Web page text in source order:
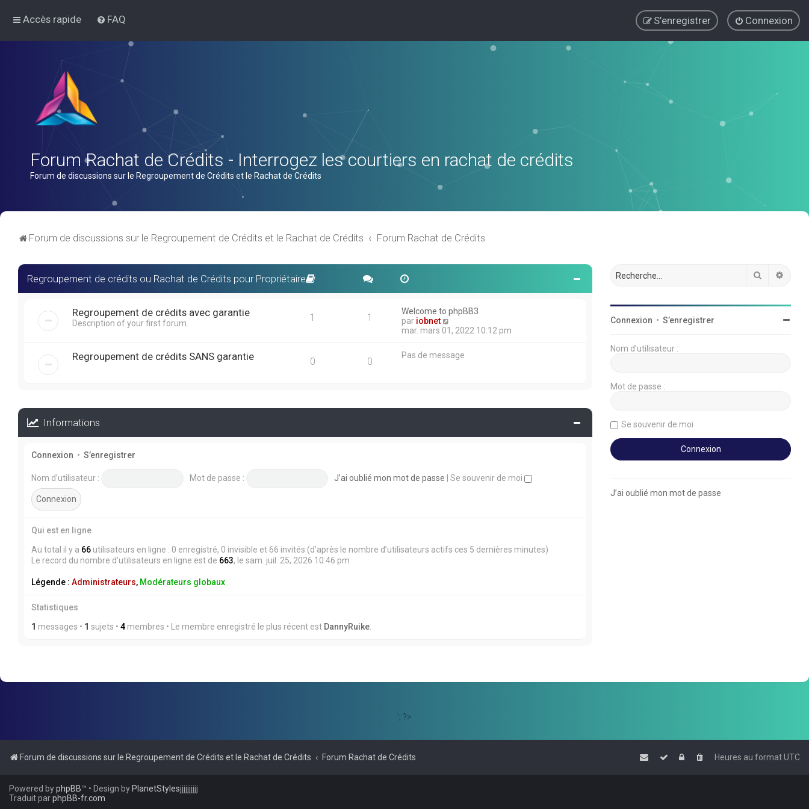
Accès rapide FAQ Connexion
S’enregistrer
Forum Rachat de Crédits - Interrogez les courtiers en rachat de crédits
Forum de discussions sur le Regroupement de Crédits et le Rachat de Crédits
Forum de discussions sur le Regroupement de Crédits et le Rachat de Crédits Forum Rachat de Crédits
Regroupement de crédits ou Rachat de Crédits pour Propriétaire
Regroupement de crédits avec garantie
Description of your first forum. 1 1
Welcome to phpBB3
par iobnet
o
l
n
r
s
a
mar. mars 01, 2022 10:12 pm
Regroupement de crédits SANS garantie 0 0 Pas de message
Informations
Connexion • S’enregistrer
Nom d’utilisateur : Mot de passe : J’ai oublié mon mot de passe Se souvenir de moi
Qui est en ligne
Au total il y a 66 utilisateurs en ligne : 0 enregistré, 0 invisible et 66 invités (d’après le nombre d’utilisateurs actifs ces 5 dernières minutes)
Le record du nombre d’utilisateurs en ligne est de 663, le sam. juil. 25, 2026 10:46 pm
Légende : Administrateurs, Modérateurs globaux
Statistiques
1 messages • 1 sujets • 4 membres • Le membre enregistré le plus récent est DannyRuike
Rechercher
Connexion • S’enregistrer
Nom d’utilisateur :
Mot de passe :
Se souvenir de moi
J’ai oublié mon mot de passe
'; ?>
Forum de discussions sur le Regroupement de Crédits et le Rachat de Crédits Forum Rachat de Crédits Heures au formatUTC
Powered byphpBB™ • Design by PlanetStylesjjjjjjjjjj
Traduit parphpBB-fr.com